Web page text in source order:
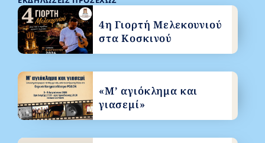
4η Γιορτή Μελεκουνιού
στα Κοσκινού
«Μ’ αγιόκλημα και
γιασεμί»